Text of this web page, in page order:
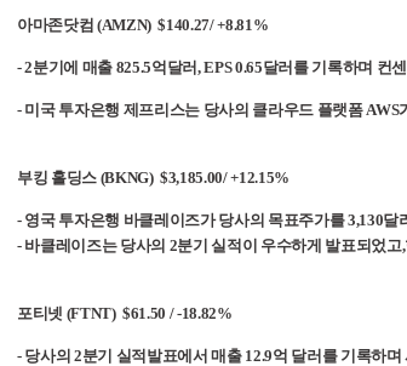
아마존닷컴 (AMZN) $140.27/ +8.81%
- 2분기에 매출 825.5억달러, EPS 0.65달러를 기록하며 컨
- 미국 투자은행 제프리스는 당사의 클라우드 플랫폼
부킹 홀딩스 (BKNG) $3,185.00/ +12.15%
- 영국 투자은행 바클레이즈가 당사의 목표주가를 3,130달
- 바클레이즈는 당사의 2분기 실적이 우수하게 발표되었
포티넷 (FTNT) $61.50 / -18.82%
- 당사의 2분기 실적발표에서 매출 12.9억 달러를 기록하